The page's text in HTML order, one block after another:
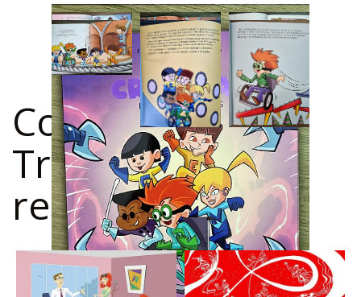
Confira outros
Trabalhos
relacionados